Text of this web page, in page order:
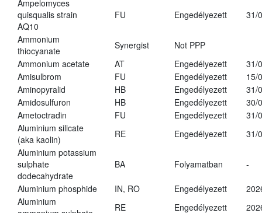
Ampelomyces
quisqualis strain
AQ10
FU Engedélyezett 31/
Ammonium
thiocyanate
Synergist
Not PPP
Ammonium acetate
AT Engedélyezett
31/
Amisulbrom
FU Engedélyezett
15/
Aminopyralid
HB Engedélyezett
31/
Amidosulfuron
HB Engedélyezett
30/
Ametoctradin
FU Engedélyezett
31/
Aluminium silicate
(aka kaolin)
RE Engedélyezett
31/
Aluminium potassium
sulphate
dodecahydrate
BA Folyamatban -
Aluminium phosphide IN, RO Engedélyezett
Aluminium
RE Engedélyezett